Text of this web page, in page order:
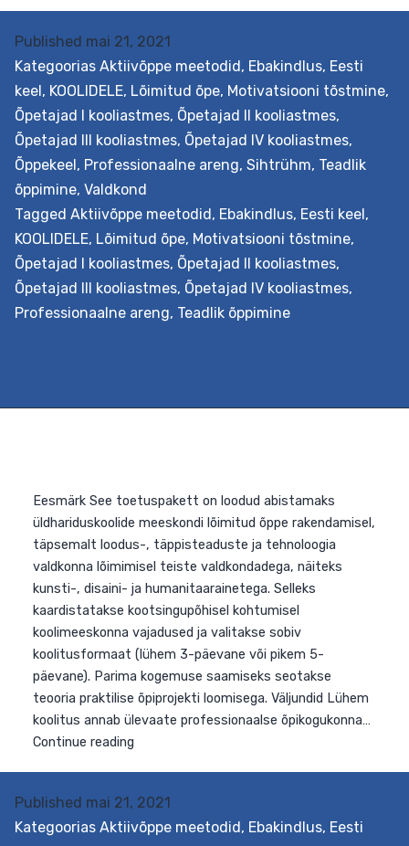
Eesmärk Pakkuda tuge teemaõppe kavandamiseks
koolis. Teemaõpe on teatud teemaringiga seotud
aineülene õpe, näiteks teemal vastuhakk, tervis vmt.
Koos luuakse ühine õpistsenaarium, millesse lõimitakse
õppekava läbivad teemad. Õppeprotsessi
koostöös õpilastega nende vajadustest lähtuvalt.
Väljundid Õpetaja oskab koolituse järgselt planeerida
kooli õppe-eesmärkidega kooskõlas lõimingulist
teemaõpet lähtudes nüüdisaegsest õpikäsitusest. Ta
on inspiratsiooniks ja toeks kolleegidele õppeprotsessi…
Published mai 21, 2021
Kategoorias Aktiivõppe meetodid, Ebakindlus, Eesti
keel, KOOLIDELE, Lõimitud õpe, Motivatsiooni tõstmine,
Õpetajad I kooliastmes, Õpetajad II kooliastmes,
Õpetajad III kooliastmes, Õpetajad IV kooliastmes,
Õppekeel, Professionaalne areng, Sihtrühm, Teadlik
õppimine, Valdkond
Tagged Aktiivõppe meetodid, Ebakindlus, Eesti keel,
KOOLIDELE, Lõimitud õpe, Motivatsiooni tõstmine,
Õpetajad I kooliastmes, Õpetajad II kooliastmes,
Õpetajad III kooliastmes, Õpetajad IV kooliastmes,
Professionaalne areng, Teadlik õppimine
Published mai 21, 2021
Kategoorias Aktiivõppe meetodid, Ebakindlus, Eesti